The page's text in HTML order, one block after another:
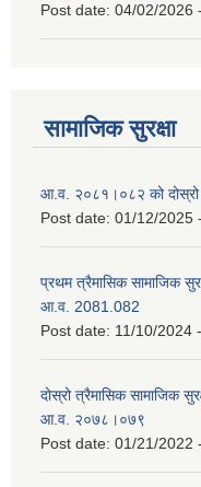
Post date: 04/02/2026
सामाजिक सुरक्षा
आ.व. २०८१।०८२ को दोस्रो
Post date: 01/12/2025
प्रथम त्रैमासिक सामाजिक
आ.व. 2081.082
Post date: 11/10/2024
दोस्रो त्रैमासिक सामाजिक
आ.व. २०७८।०७९
Post date: 01/21/2022